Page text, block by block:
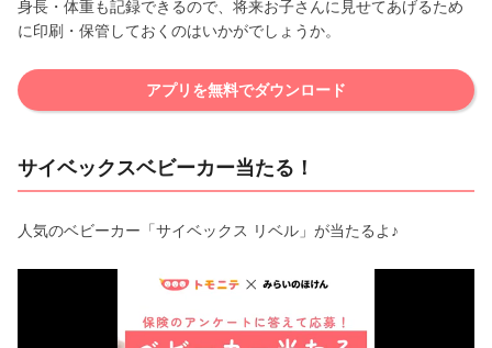
身長・体重も記録できるので、将来お子さんに見せてあげるため
に印刷・保管しておくのはいかがでしょうか。
アプリを無料でダウンロード
サイベックスベビーカー当たる！
人気のベビーカー「サイベックス リベル」が当たるよ♪